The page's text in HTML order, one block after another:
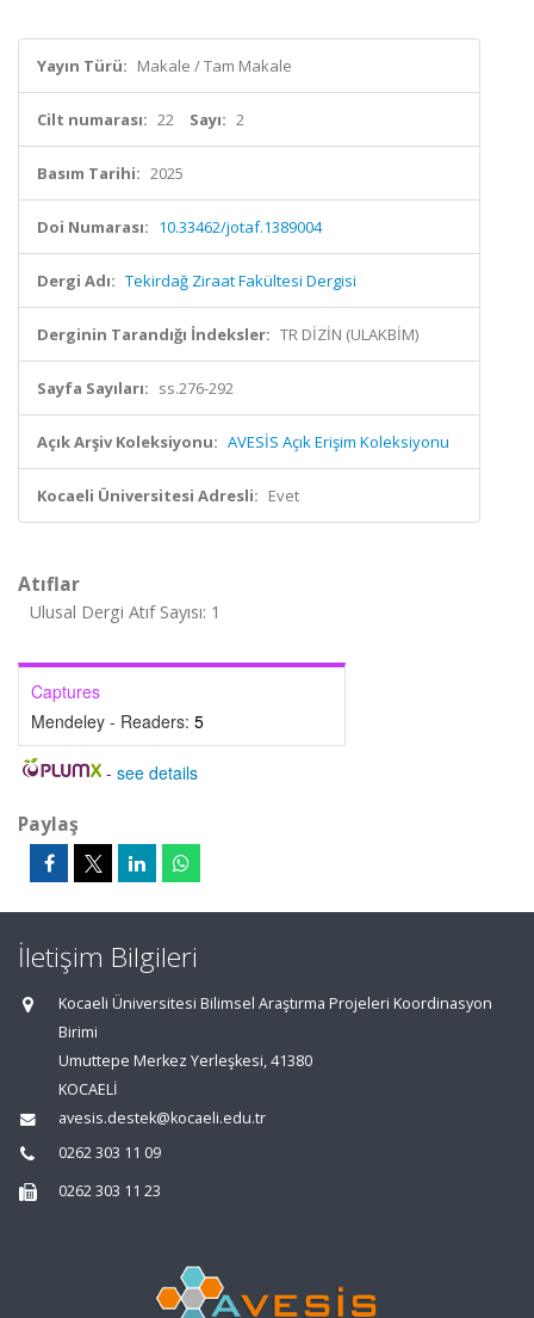
Yayın Türü: Makale / Tam Makale
Cilt numarası: 22 Sayı: 2
Basım Tarihi: 2025
Doi Numarası: 10.33462/jotaf.1389004
Dergi Adı: Tekirdağ Ziraat Fakültesi Dergisi
Derginin Tarandığı İndeksler: TR DİZİN (ULAKBİM)
Sayfa Sayıları: ss.276-292
Açık Arşiv Koleksiyonu: AVESİS Açık Erişim Koleksiyonu
Kocaeli Üniversitesi Adresli: Evet
Atıflar
Ulusal Dergi Atıf Sayısı: 1
Captures
Mendeley - Readers: 5
- see details
Paylaş
İletişim Bilgileri
Kocaeli Üniversitesi Bilimsel Araştırma Projeleri Koordinasyon
Birimi
Umuttepe Merkez Yerleşkesi, 41380
KOCAELİ
avesis.destek@kocaeli.edu.tr
0262 303 11 09
0262 303 11 23